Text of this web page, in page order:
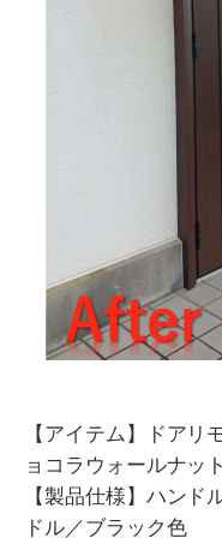
【アイテム】ドアリ
ョコラウォールナッ
【製品仕様】ハンド
ドル／ブラック色